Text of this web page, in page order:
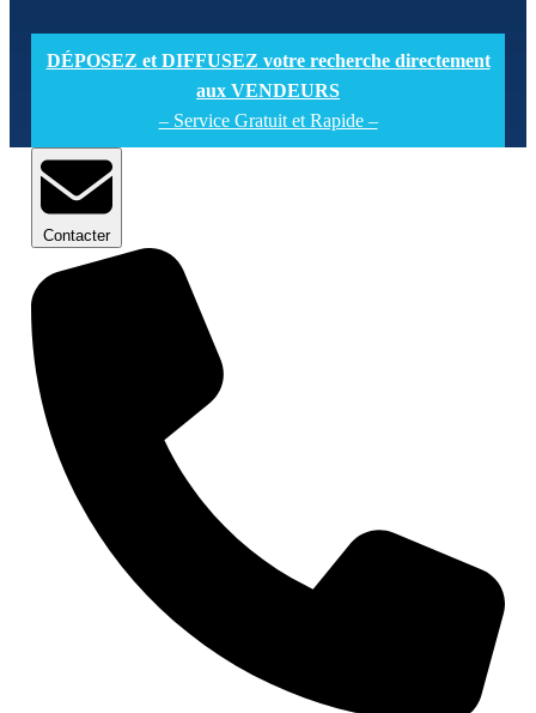
DÉPOSEZ et DIFFUSEZ votre recherche directement
aux VENDEURS
– Service Gratuit et Rapide –
Contacter